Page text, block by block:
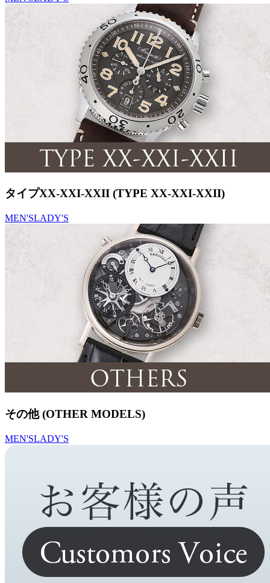
タイプXX-XXI-XXII (TYPE XX-XXI-XXII)
MEN'SLADY'S
その他 (OTHER MODELS)
MEN'SLADY'S